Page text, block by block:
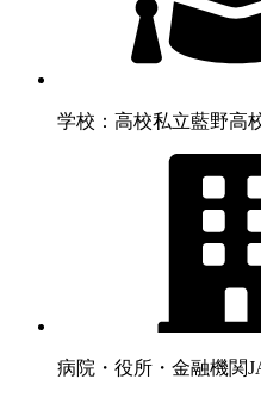
学校：高校私立藍野高
病院・役所・金融機関